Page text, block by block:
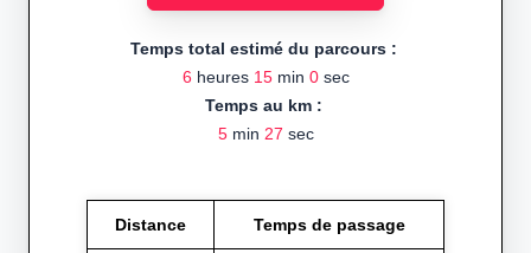
Temps total estimé du parcours :
6 heures 15min 0sec
Temps au km :
5min 27 sec
Distance Temps de passage